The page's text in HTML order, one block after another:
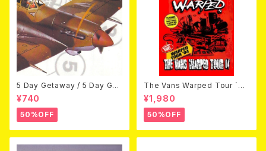
5 Day Getaway / 5 Day Get
away (CDEP)
¥740
50%OFF
The Vans Warped Tour `04
Beyond Warped (国内盤DV
D)
¥1,980
50%OFF